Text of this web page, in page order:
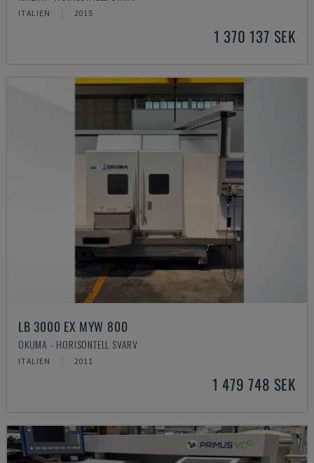
ITALIEN 2015
1 370 137 SEK
LB 3000 EX MYW 800
OKUMA - HORISONTELL SVARV
ITALIEN 2011
1 479 748 SEK